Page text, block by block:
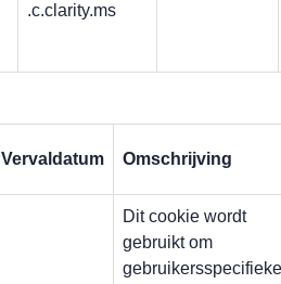
.c.clarity.ms
Vervaldatum Omschrijving
Dit cookie wordt
gebruikt om
gebruikersspecifieke